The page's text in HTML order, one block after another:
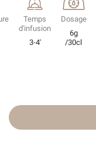
Temps
d'infusion
3-4'
Dosage
6g
/30cl